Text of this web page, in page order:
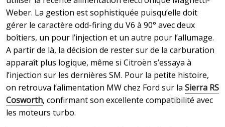
Weber. La gestion est sophistiquée puisqu’elle doit
gérer le caractère odd-firing du V6 à 90° avec deux
boîtiers, un pour l’injection et un autre pour l’allumage.
A partir de là, la décision de rester sur de la carburation
apparaît plus logique, même si Citroën s’essaya à
l’injection sur les dernières SM. Pour la petite histoire,
on retrouva l’alimentation MW chez Ford sur la Sierra RS
Cosworth, confirmant son excellente compatibilité avec
les moteurs turbo.